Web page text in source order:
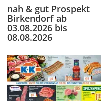
nah & gut Prospekt
Birkendorf ab
03.08.2026 bis
08.08.2026